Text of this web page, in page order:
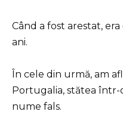
Când a fost arestat,
ani.
În cele din urmă, am
Portugalia, stătea
nume fals.